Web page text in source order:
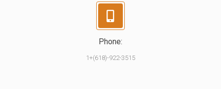
Phone:
1+(618)-922-3515